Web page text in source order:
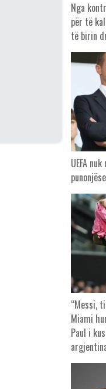
Nga
për të
të birin
UEFA
“Messi,
Miami
Paul i